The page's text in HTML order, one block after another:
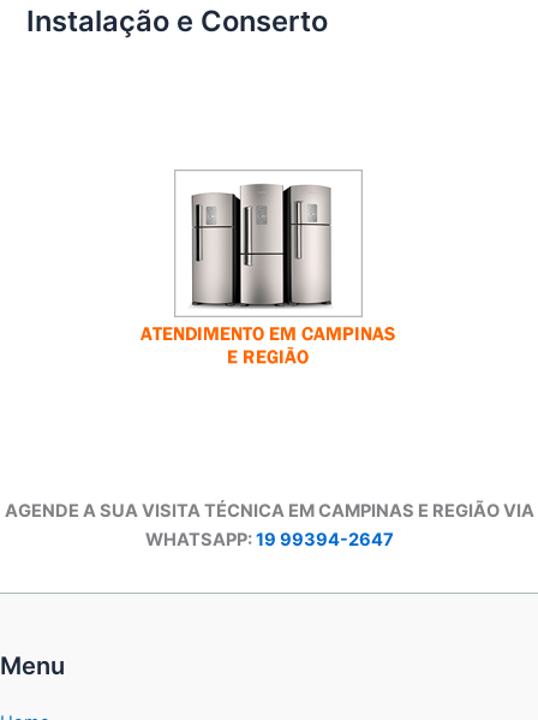
Instalação e Conserto
AGENDE A SUA VISITA TÉCNICA EM CAMPINAS E REGIÃO VIA
WHATSAPP:19 99394-2647
Menu